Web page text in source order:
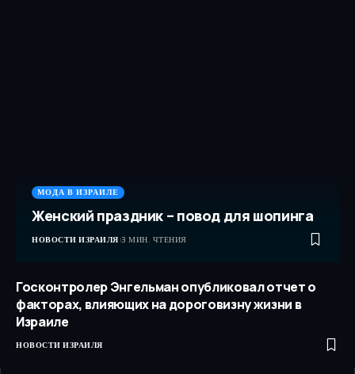
МОДА В ИЗРАИЛЕ
Женский праздник – повод для шопинга
НОВОСТИ ИЗРАИЛЯ 3 МИН. ЧТЕНИЯ
Госконтролер Энгельман опубликовал отчет о
факторах, влияющих на дороговизну жизни в
Израиле
НОВОСТИ ИЗРАИЛЯ